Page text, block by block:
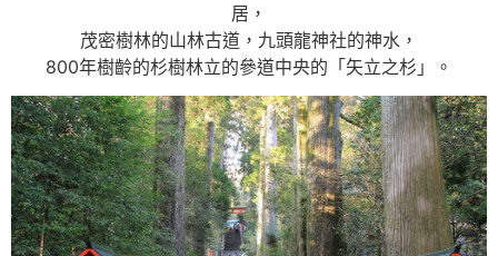
居，
茂密樹林的山林古道，九頭龍神社的神水，
800年樹齡的杉樹林立的參道中央的「矢立之杉」。